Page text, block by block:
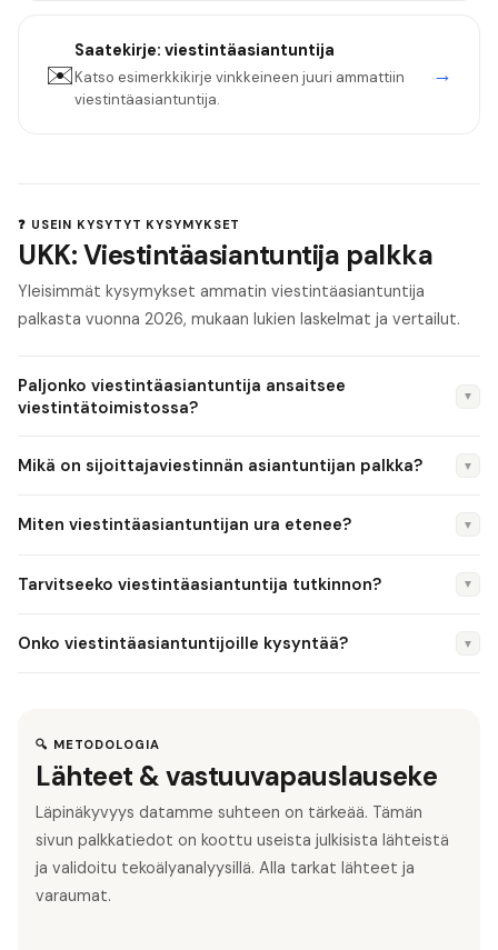
✉️
Saatekirje: viestintäasiantuntija
Katso esimerkkikirje vinkkeineen juuri ammattiin
viestintäasiantuntija.
→
❓ USEIN KYSYTYT KYSYMYKSET
UKK: Viestintäasiantuntija palkka
Yleisimmät kysymykset ammatin viestintäasiantuntija
palkasta vuonna 2026, mukaan lukien laskelmat ja vertailut.
Paljonko viestintäasiantuntija ansaitsee
viestintätoimistossa?
▼
4 500 €/kk. Senior Consultant 4 000–5 200 €/kk.
kautta.
Mikä on sijoittajaviestinnän asiantuntijan palkka? ▼
€/kk. Pörssiyhtiöissä rooli on erityisen arvostettu. IR-
yhdistelmää.
Miten viestintäasiantuntijan ura etenee? ▼
→ Senior → Viestintäpäällikkö → Viestintäjohtaja/CCO.
Partner.
Tarvitseeko viestintäasiantuntija tutkinnon? ▼
tutkinto on yleisin. Procom ry:n viestinnän ammattitutkinto
Onko viestintäasiantuntijoille kysyntää? ▼
erikoistumisalueita.
🔍 METODOLOGIA
Lähteet & vastuuvapauslauseke
Läpinäkyvyys datamme suhteen on tärkeää. Tämän
sivun palkkatiedot on koottu useista julkisista lähteistä
ja validoitu tekoälyanalyysillä. Alla tarkat lähteet ja
varaumat.